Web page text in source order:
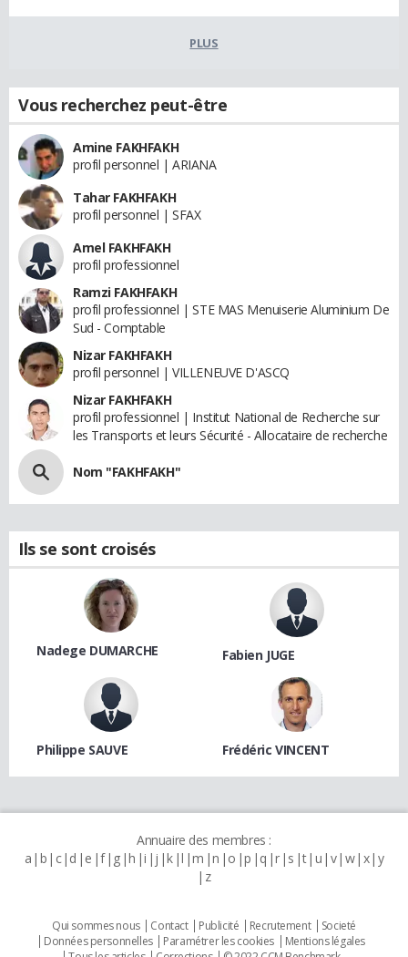
PLUS
Vous recherchez peut-être
Amine FAKHFAKH
profil personnel | ARIANA
Tahar FAKHFAKH
profil personnel | SFAX
Amel FAKHFAKH
profil professionnel
Ramzi FAKHFAKH
profil professionnel | STE MAS Menuiserie Aluminium De
Sud - Comptable
Nizar FAKHFAKH
profil personnel | VILLENEUVE D'ASCQ
Nizar FAKHFAKH
profil professionnel | Institut National de Recherche sur
les Transports et leurs Sécurité - Allocataire de recherche
Nom "FAKHFAKH"
Ils se sont croisés
Nadege DUMARCHE Fabien JUGE
Philippe SAUVE Frédéric VINCENT
Annuaire des membres :
a b c d e f g h i j k l m n o p q r s t u v w x y
z
Qui sommes nous Contact Publicité Recrutement
Societé
Données personnelles
Paramétrer les cookies
Mentions légales